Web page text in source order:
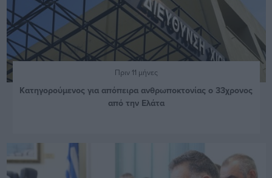
Πριν 11 μήνες
Κατηγορούμενος για απόπειρα ανθρωποκτονίας ο 33χρονος
από την Ελάτα